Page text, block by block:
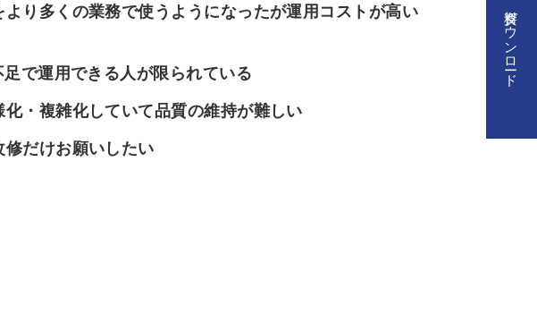
資料ダウンロード
より多くの業務で使うようになったが運用コストが高い
で運用できる人が限られている
化・複雑化していて品質の維持が難しい
修だけお願いしたい